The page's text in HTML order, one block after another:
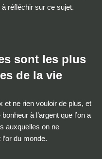
réfléchir sur ce sujet.
sont les plus
de la vie
et ne rien vouloir de plus, et
à l’argent que l’on a
auxquelles on ne
du monde.